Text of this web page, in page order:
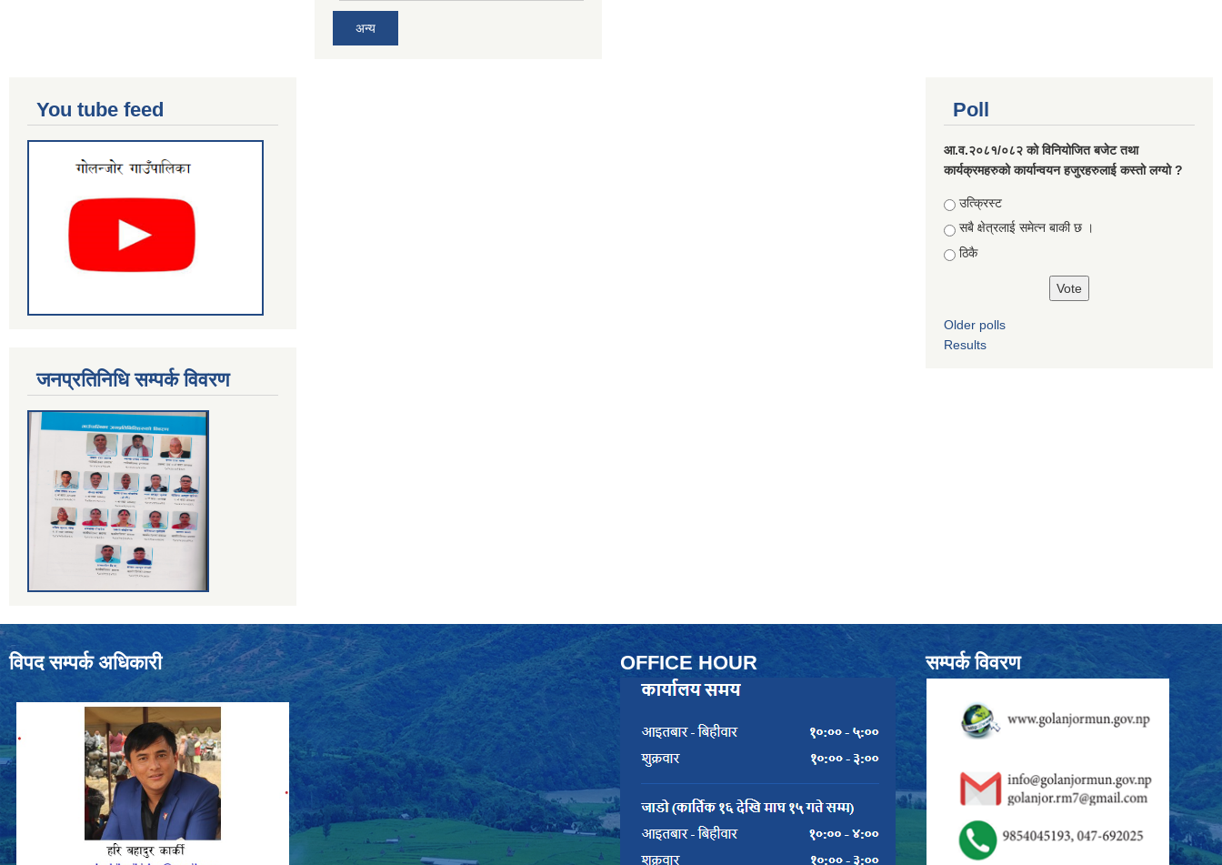
अन्य
You tube feed
जनप्रतिनिधि सम्पर्क विवरण
Poll
आ.व.२०८१/०८२ को विनियोजित बजेट तथा
कार्यक्रमहरुको कार्यान्वयन हजुरहरुलाई कस्तो लग्यो ?
Choices
उत्क्रिस्ट
सबै क्षेत्रलाई समेत्न बाकी छ ।
ठिकै
Older polls
Results
विपद सम्पर्क अधिकारी OFFICE HOUR सम्पर्क विवरण